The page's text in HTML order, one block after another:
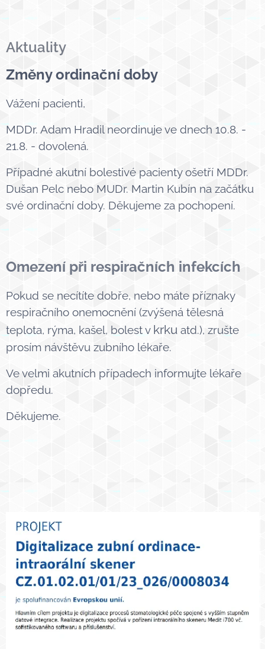
Aktuality
Změny ordinační doby
Vážení pacienti,
MDDr. Adam Hradil neordinuje ve dnech 10.8. -
21.8. - dovolená.
Případné akutní bolestivé pacienty ošetří MDDr.
Dušan Pelc nebo MUDr. Martin Kubín na začátku
své ordinační doby. Děkujeme za pochopení.
Omezení při respiračních infekcích
Pokud se necítíte dobře, nebo máte příznaky
respiračního onemocnění (zvýšená tělesná
teplota, rýma, kašel, bolest v krku atd.), zrušte
prosím návštěvu zubního lékaře.
Ve velmi akutních případech informujte lékaře
dopředu.
Děkujeme.